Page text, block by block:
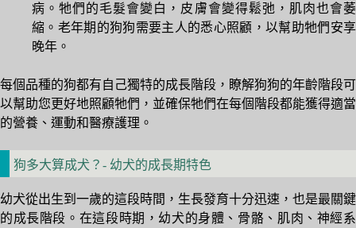
病。牠們的毛髮會變白，皮膚會變得鬆弛，肌肉也會萎
縮。老年期的狗狗需要主人的悉心照顧，以幫助牠們安享
晚年。
每個品種的狗都有自己獨特的成長階段，瞭解狗狗的年齡階段可
以幫助您更好地照顧牠們，並確保牠們在每個階段都能獲得適當
的營養、運動和醫療護理。
狗多大算成犬？- 幼犬的成長期特色
幼犬從出生到一歲的這段時間，生長發育十分迅速，也是最關鍵
的成長階段。在這段時期，幼犬的身體、骨骼、肌肉、神經系